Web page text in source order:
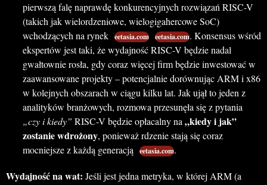
pierwszą falę naprawdę konkurencyjnych rozwiązań RISC-V
(takich jak wielordzeniowe, wielogigahercowe SoC)
wchodzących na rynek eetasia.com eetasia.com. Konsensus wśród
ekspertów jest taki, że wydajność RISC-V będzie nadal
gwałtownie rosła, gdy coraz więcej firm będzie inwestować w
zaawansowane projekty – potencjalnie dorównując ARM i x86
w kolejnych obszarach w ciągu kilku lat. Jak ujął to jeden z
analityków branżowych, rozmowa przesunęła się z pytania
„czy i kiedy” RISC-V będzie opłacalny na„kiedy i jak”
zostanie wdrożony, ponieważ rdzenie stają się coraz
mocniejsze z każdą generacją eetasia.com.
Wydajność na wat: Jeśli jest jedna metryka, w której ARM (a